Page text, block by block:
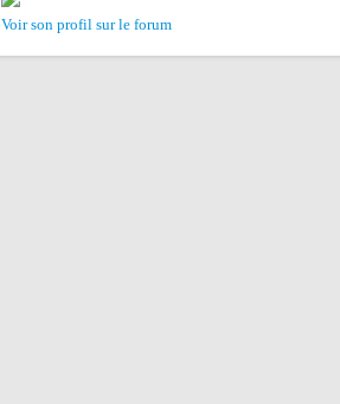
Voir son profil sur le forum